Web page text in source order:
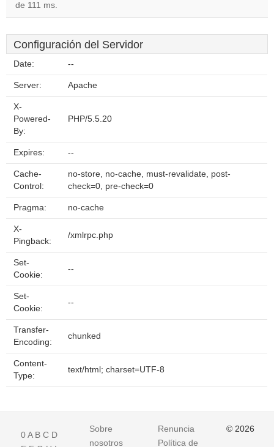
de 111 ms.
Configuración del Servidor
Date: --
Server: Apache
X-
Powered-
By:
PHP/5.5.20
Expires: --
Cache-
Control:
no-store, no-cache, must-revalidate, post-
check=0, pre-check=0
Pragma: no-cache
X-
Pingback:
/xmlrpc.php
Set-
Cookie:
--
Set-
Cookie:
--
Transfer-
Encoding:
chunked
Content-
Type:
text/html; charset=UTF-8
0A B C D
Sobre
nosotros
Renuncia
Política de
© 2026